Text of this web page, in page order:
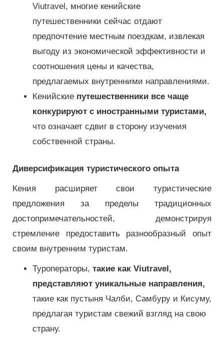
Viutravel, многие кенийские
путешественники сейчас отдают
предпочтение местным поездкам, извлекая
выгоду из экономической эффективности и
соотношения цены и качества,
предлагаемых внутренними направлениями.
Кенийские путешественники все чаще
конкурируют с иностранными туристами,
что означает сдвиг в сторону изучения
собственной страны.
Диверсификация туристического опыта
Кения расширяет свои туристические
предложения за пределы традиционных
достопримечательностей, демонстрируя
стремление предоставить разнообразный опыт
своим внутренним туристам.
Туроператоры, такие как Viutravel,
представляют уникальные направления,
такие как пустыня Чалби, Самбуру и Кисуму,
предлагая туристам свежий взгляд на свою
страну.